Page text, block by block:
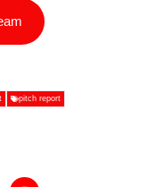
pitch report